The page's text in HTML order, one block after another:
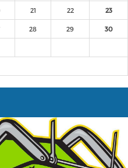
21 22 23
28 29 30